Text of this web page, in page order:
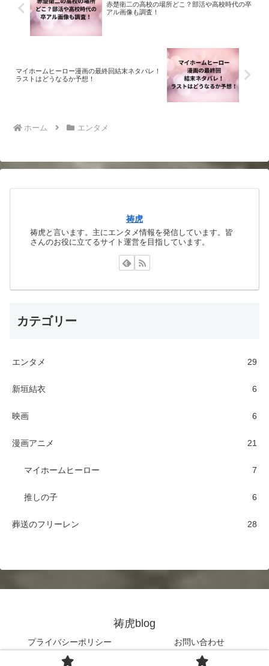
赤楚衛二の高校の場所どこ？部活や高校時代の卒
アル画像も調査！
マイホームヒーロー漫画の最終回結末ネタバレ！
ラストはどうなるか予想！
ホーム エンタメ
祷虎
祷虎と言います。主にエンタメ情報を発信しています。皆
さんのお役に立てるサイト運営を目指しています。
カテゴリー
エンタメ 29
新垣結衣 6
映画 6
漫画アニメ 21
マイホームヒーロー 7
推しの子 6
葬送のフリーレン 28
祷虎blog
プライバシーポリシー お問い合わせ